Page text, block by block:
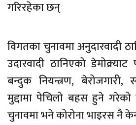
गरिरहेका छन्
विगतका चुनावमा अनुदारवादी
उदारवादी ठानिएको डेमोक्र्याट
बन्दुक नियन्त्रण, बेरोजगारी,
मुद्दामा पेचिलो बहस हुने
चुनावमा भने कोरोना भाइरस नै